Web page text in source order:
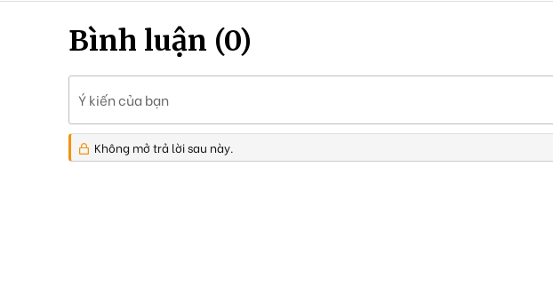
Bình luận (0)
Ý kiến của bạn
Không mở trả lời sau này.